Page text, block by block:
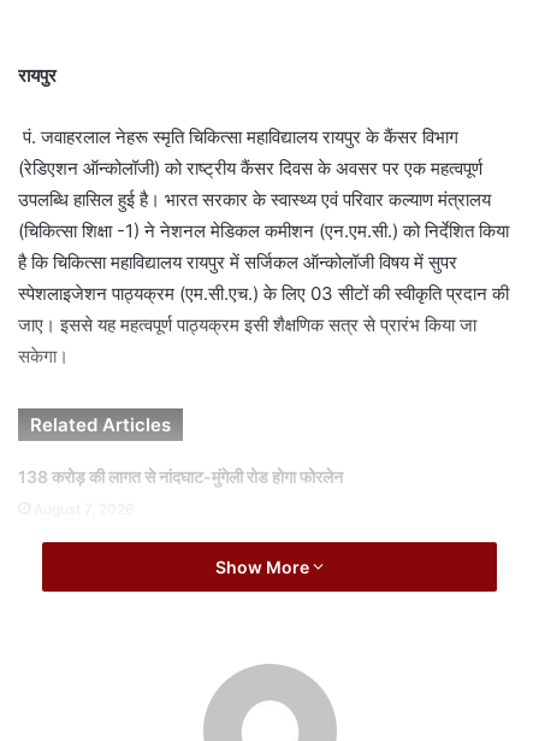
n
e
m
a
रायपुर
पं. जवाहरलाल नेहरू स्मृति चिकित्सा महाविद्यालय रायपुर के कैंसर विभाग
(रेडिएशन ऑन्कोलॉजी) को राष्ट्रीय कैंसर दिवस के अवसर पर एक महत्वपूर्ण
उपलब्धि हासिल हुई है। भारत सरकार के स्वास्थ्य एवं परिवार कल्याण मंत्रालय
(चिकित्सा शिक्षा -1) ने नेशनल मेडिकल कमीशन (एन.एम.सी.) को निर्देशित किया
है कि चिकित्सा महाविद्यालय रायपुर में सर्जिकल ऑन्कोलॉजी विषय में सुपर
स्पेशलाइजेशन पाठ्यक्रम (एम.सी.एच.) के लिए 03 सीटों की स्वीकृति प्रदान की
जाए। इससे यह महत्वपूर्ण पाठ्यक्रम इसी शैक्षणिक सत्र से प्रारंभ किया जा
सकेगा।
Related Articles
138 करोड़ की लागत से नांदघाट-मुंगेली रोड होगा फोरलेन
एनडीएमए एवं एनडीआरएफ की संयुक्त बैठक सम्पन्न
August 7, 2026
प्रदेश में कैंसर उपचार को मिलेगा नया आयाम
Show More